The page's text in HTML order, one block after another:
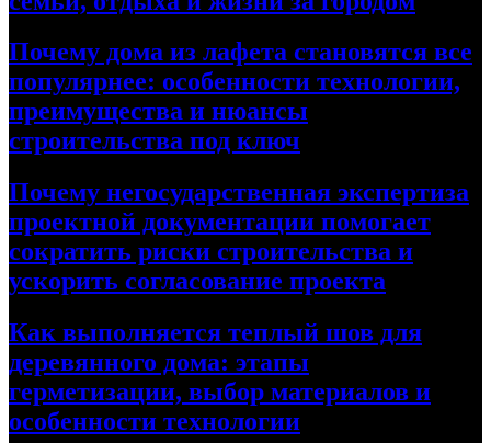
Почему дома из лафета становятся все
популярнее: особенности технологии,
преимущества и нюансы
строительства под ключ
Почему негосударственная экспертиза
проектной документации помогает
сократить риски строительства и
ускорить согласование проекта
Как выполняется теплый шов для
деревянного дома: этапы
герметизации, выбор материалов и
особенности технологии